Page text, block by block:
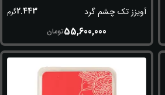
آویزز تک چشم گرد 2.443گرم
55,600,000تومان